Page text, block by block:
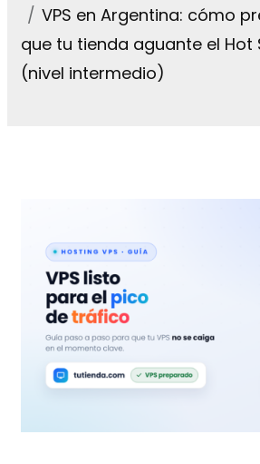
VPS en Argentina: cómo
que tu tienda aguante el Hot
(nivel intermedio)